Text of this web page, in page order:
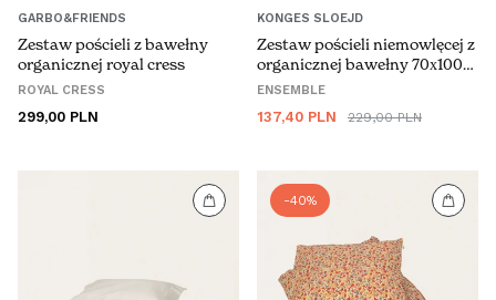
GARBO&FRIENDS
Zestaw pościeli z bawełny
organicznej royal cress
ROYAL CRESS
Cena
299,00 PLN
KONGES SLOEJD
Zestaw pościeli niemowlęcej z
organicznej bawełny 70x100
cm
ENSEMBLE
Cena
137,40 PLN
Cena
229,00 PLN
-40%